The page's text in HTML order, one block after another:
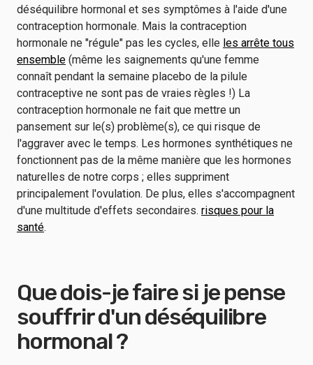
déséquilibre hormonal et ses symptômes à l'aide d'une
contraception hormonale. Mais la contraception
hormonale ne "régule" pas les cycles, elle les arrête tous
ensemble (même les saignements qu'une femme
connaît pendant la semaine placebo de la pilule
contraceptive ne sont pas de vraies règles !) La
contraception hormonale ne fait que mettre un
pansement sur le(s) problème(s), ce qui risque de
l'aggraver avec le temps. Les hormones synthétiques ne
fonctionnent pas de la même manière que les hormones
naturelles de notre corps ; elles suppriment
principalement l'ovulation. De plus, elles s'accompagnent
d'une multitude d'effets secondaires. risques pour la
santé.
Que dois-je faire si je pense
souffrir d'un déséquilibre
hormonal ?